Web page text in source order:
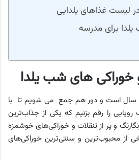
لیست غذاهای یلدایی
برای مدرسه
های شب یلدا
سال است و دور هم جمع می شویم تا با
را رقم بزنیم که یکی از جذاب‌ترین
و پر از تنقلات و خوراکی‌های خوشمزه
از محبوب‌ترین و سنتی‌ترین خوراکی‌های